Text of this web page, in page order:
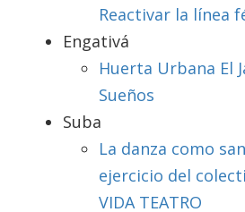
Reactivar la línea
Engativá
Huerta Urbana El
Sueños
Suba
La danza como
ejercicio del
VIDA TEATRO